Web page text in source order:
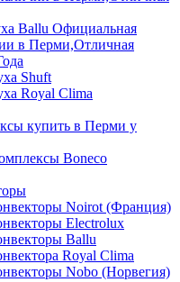
Ballu Официальная
в Перми,Отличная
Shuft
Royal Clima
купить в Перми у
Boneсo
Noirot (Франция)
Electrolux
Ballu
Royal Clima
Nobo (Норвегия)